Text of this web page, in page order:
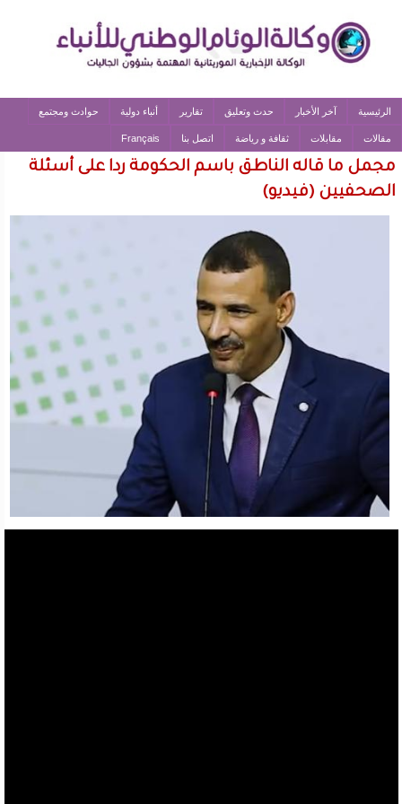
الرئيسية آخر الأخبار حدث وتعليق تقارير أنباء دولية حوادث ومجتمع
مقالات مقابلات ثقافة و رياضة اتصل بنا Français
مجمل ما قاله الناطق باسم الحكومة ردا على أسئلة
الصحفيين (فيديو)